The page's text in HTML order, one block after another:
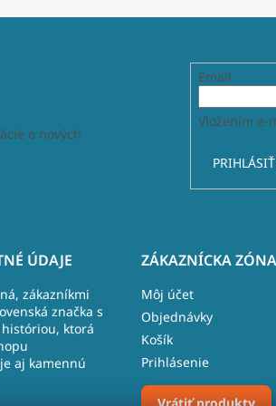
o nových
Email
Vložením e-
ÚDAJE
zákazníkmi
značka s
ktorá
aj kamennú
ZÁKAZNÍCKA ZÓNA
Môj účet
Objednávky
Košík
Prihlásenie